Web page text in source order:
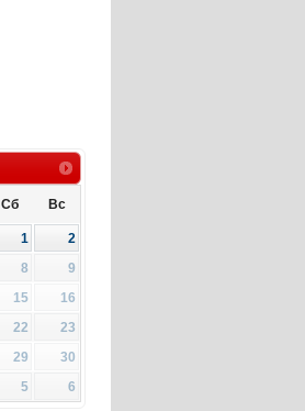
Сб Вс
1
2
8
9
15
16
22
23
29
30
5 6